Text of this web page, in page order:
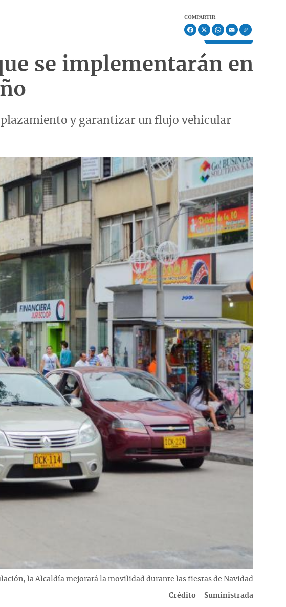
COMPARTIR
Facebook
X WhatsApp
Email
se implementarán en
y garantizar un flujo vehicular
la Alcaldía mejorará la movilidad durante las fiestas de Navidad
Crédito Suministrada